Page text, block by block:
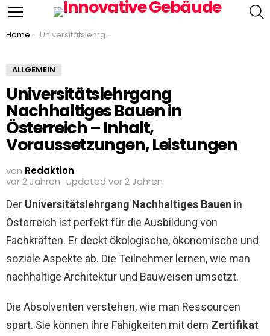
You are here:
Home Universitätslehrgang Nachhaltiges Bauen in Österreich – Inhalt, Voraussetzungen, Leistungen
ALLGEMEIN
Universitätslehrgang
Nachhaltiges Bauen in
Österreich – Inhalt,
Voraussetzungen, Leistungen
von Redaktion
vor 2 Jahren updated vor 2 Jahren
Der Universitätslehrgang Nachhaltiges Bauen in
Österreich ist perfekt für die Ausbildung von
Fachkräften. Er deckt ökologische, ökonomische und
soziale Aspekte ab. Die Teilnehmer lernen, wie man
nachhaltige Architektur und Bauweisen umsetzt.
Die Absolventen verstehen, wie man Ressourcen
spart. Sie können ihre Fähigkeiten mit dem Zertifikat